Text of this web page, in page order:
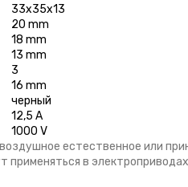
33х35х13
20 mm
18 mm
13 mm
3
16 mm
черный
12,5 А
1000 V
естественное или
применяться в